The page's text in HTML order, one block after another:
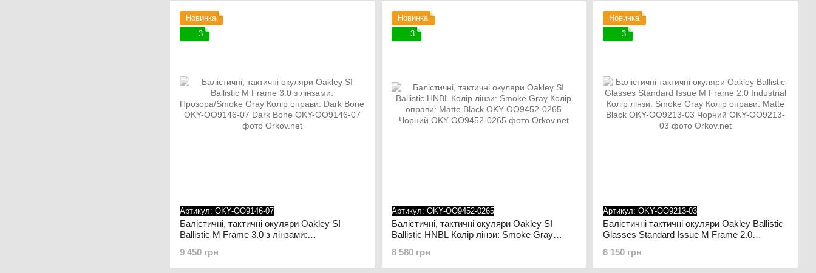
Новинка
3
Артикул: OKY-OO9146-07
Балістичні, тактичні окуляри Oakley SI
Ballistic M Frame 3.0 з лінзами:
Bone OKY-OO9146-07 Dark Bone
9 450 грн
Новинка
3
Артикул: OKY-OO9452-0265
Балістичні, тактичні окуляри Oakley SI
Ballistic HNBL Колір лінзи: Smoke Gray
0265 Чорний
8 580 грн
Новинка
3
Артикул: OKY-OO9213-03
Балістичні тактичні окуляри Oakley Ballistic
Glasses Standard Issue M Frame 2.0
оправи: Matte Black OKY-OO9213-03
Чорний
6 150 грн